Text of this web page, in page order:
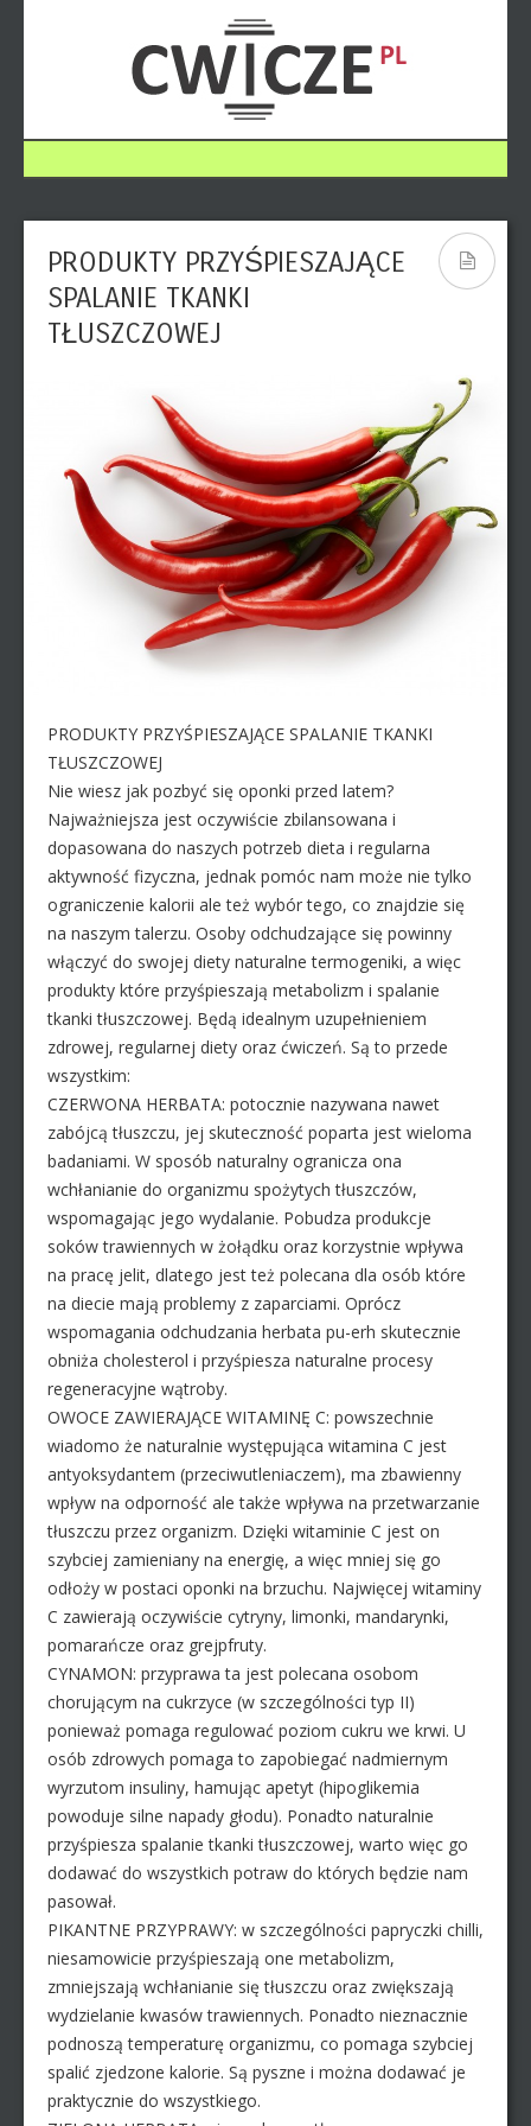
PRODUKTY PRZYŚPIESZAJĄCE
SPALANIE TKANKI
TŁUSZCZOWEJ
PRODUKTY PRZYŚPIESZAJĄCE SPALANIE TKANKI
TŁUSZCZOWEJ
Nie wiesz jak pozbyć się oponki przed latem?
Najważniejsza jest oczywiście zbilansowana i
dopasowana do naszych potrzeb dieta i regularna
aktywność fizyczna, jednak pomóc nam może nie tylko
ograniczenie kalorii ale też wybór tego, co znajdzie się
na naszym talerzu. Osoby odchudzające się powinny
włączyć do swojej diety naturalne termogeniki, a więc
produkty które przyśpieszają metabolizm i spalanie
tkanki tłuszczowej. Będą idealnym uzupełnieniem
zdrowej, regularnej diety oraz ćwiczeń. Są to przede
wszystkim:
CZERWONA HERBATA: potocznie nazywana nawet
zabójcą tłuszczu, jej skuteczność poparta jest wieloma
badaniami. W sposób naturalny ogranicza ona
wchłanianie do organizmu spożytych tłuszczów,
wspomagając jego wydalanie. Pobudza produkcje
soków trawiennych w żołądku oraz korzystnie wpływa
na pracę jelit, dlatego jest też polecana dla osób które
na diecie mają problemy z zaparciami. Oprócz
wspomagania odchudzania herbata pu-erh skutecznie
obniża cholesterol i przyśpiesza naturalne procesy
regeneracyjne wątroby.
OWOCE ZAWIERAJĄCE WITAMINĘ C: powszechnie
wiadomo że naturalnie występująca witamina C jest
antyoksydantem (przeciwutleniaczem), ma zbawienny
wpływ na odporność ale także wpływa na przetwarzanie
tłuszczu przez organizm. Dzięki witaminie C jest on
szybciej zamieniany na energię, a więc mniej się go
odłoży w postaci oponki na brzuchu. Najwięcej witaminy
C zawierają oczywiście cytryny, limonki, mandarynki,
pomarańcze oraz grejpfruty.
CYNAMON: przyprawa ta jest polecana osobom
chorującym na cukrzyce (w szczególności typ II)
ponieważ pomaga regulować poziom cukru we krwi. U
osób zdrowych pomaga to zapobiegać nadmiernym
wyrzutom insuliny, hamując apetyt (hipoglikemia
powoduje silne napady głodu). Ponadto naturalnie
przyśpiesza spalanie tkanki tłuszczowej, warto więc go
dodawać do wszystkich potraw do których będzie nam
pasował.
PIKANTNE PRZYPRAWY: w szczególności papryczki chilli,
niesamowicie przyśpieszają one metabolizm,
zmniejszają wchłanianie się tłuszczu oraz zwiększają
wydzielanie kwasów trawiennych. Ponadto nieznacznie
podnoszą temperaturę organizmu, co pomaga szybciej
spalić zjedzone kalorie. Są pyszne i można dodawać je
praktycznie do wszystkiego.